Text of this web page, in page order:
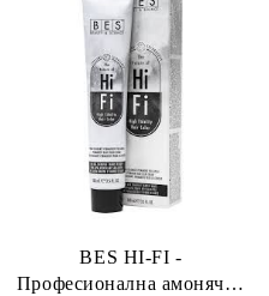
BES HI-FI -
Професионална амонячна